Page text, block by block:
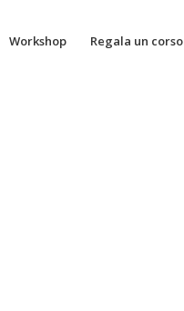
Workshop Regala un corso